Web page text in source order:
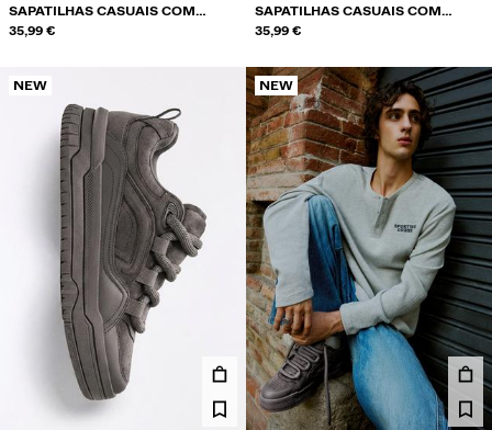
SAPATILHAS CASUAIS COM
PEÇAS
35,99 €
SAPATILHAS CASUAIS COM
PEÇAS
35,99 €
NEW NEW